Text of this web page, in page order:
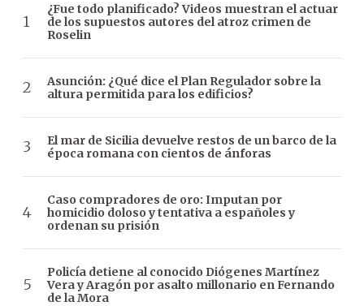
¿Fue todo planificado? Videos muestran el actuar
de los supuestos autores del atroz crimen de
Roselin
Asunción: ¿Qué dice el Plan Regulador sobre la
altura permitida para los edificios?
El mar de Sicilia devuelve restos de un barco de la
época romana con cientos de ánforas
Caso compradores de oro: Imputan por
homicidio doloso y tentativa a españoles y
ordenan su prisión
Policía detiene al conocido Diógenes Martínez
Vera y Aragón por asalto millonario en Fernando
de la Mora